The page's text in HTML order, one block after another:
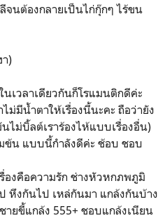
นต้องกลายเป็นไก่กุ๊กๆ ไร้ขน
)
เวลาเดียวกันก็โรแมนติกดีค่ะ
ม่มีน้ำตาให้เรื่องนี้นะคะ ถือว่ายัง
ไม่บิ้ลต์เราร้องไห้แบบเรื่องอื่น)
ข้น แบบนี้กำลังดีค่ะ ช้อบ ชอบ
องคือความรัก ช่างหัวหกภพภูมิ
หึงกันไป เหล่กันมา แกล้งกันบ้าง
ายขี้แกล้ง 555+ ชอบแกล้งเนียน